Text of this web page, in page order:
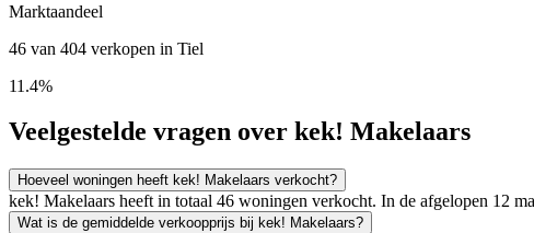
Marktaandeel
46 van 404 verkopen in Tiel
11.4%
Veelgestelde vragen over kek! Makelaars
Hoeveel woningen heeft kek! Makelaars verkocht?
kek! Makelaars heeft in totaal 46 woningen verkocht. In de afgelopen 12
Wat is de gemiddelde verkoopprijs bij kek! Makelaars?